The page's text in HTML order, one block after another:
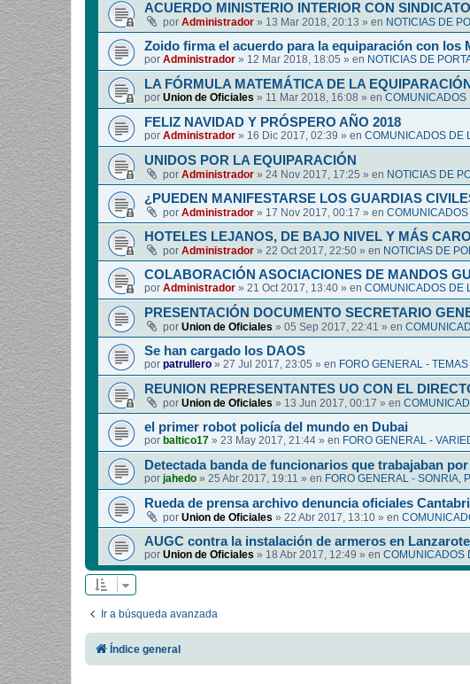
ACUERDO MINISTERIO INTERIOR CON
por Administrador » 13 Mar 2018, 20:13 » en NOTICIAS DE
Zoido firma el acuerdo para la equiparación con los
por Administrador » 12 Mar 2018, 18:05 » en NOTICIAS DE
LA FÓRMULA MATEMÁTICA DE LA
por Union de Oficiales » 11 Mar 2018, 16:08 » en COMUNICADOS
FELIZ NAVIDAD Y PRÓSPERO AÑO 2018
por Administrador » 16 Dic 2017, 02:39 » en COMUNICADOS DE
UNIDOS POR LA EQUIPARACIÓN
por Administrador » 24 Nov 2017, 17:25 » en NOTICIAS DE
¿PUEDEN MANIFESTARSE LOS GUARDIAS
por Administrador » 17 Nov 2017, 00:17 » en
HOTELES LEJANOS, DE BAJO NIVEL Y MÁS
por Administrador » 22 Oct 2017, 22:50 » en NOTICIAS DE
COLABORACIÓN ASOCIACIONES DE MANDOS
por Administrador » 21 Oct 2017, 13:40 » en COMUNICADOS DE
PRESENTACIÓN DOCUMENTO SECRETARIO
por Union de Oficiales » 05 Sep 2017, 22:41 » en
Se han cargado los DAOS
por patrullero » 27 Jul 2017, 23:05 » en FORO GENERAL -
REUNION REPRESENTANTES UO CON EL
por Union de Oficiales » 13 Jun 2017, 00:17 » en
el primer robot policía del mundo en Dubai
por baltico17 » 23 May 2017, 21:44 » en FORO GENERAL -
Detectada banda de funcionarios que trabajaban
por jahedo » 25 Abr 2017, 19:11 » en FORO GENERAL - SONRIA,
Rueda de prensa archivo denuncia oficiales
por Union de Oficiales » 22 Abr 2017, 13:10 » en
AUGC contra la instalación de armeros en Lanzarote
por Union de Oficiales » 18 Abr 2017, 12:49 » en COMUNICADOS
Ir a búsqueda avanzada
Índice general